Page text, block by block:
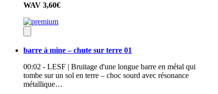
WAV 3,60€
barre à mine – chute sur terre 01
00:02 - LESF | Bruitage d'une longue barre en métal qui
tombe sur un sol en terre – choc sourd avec résonance
métallique…